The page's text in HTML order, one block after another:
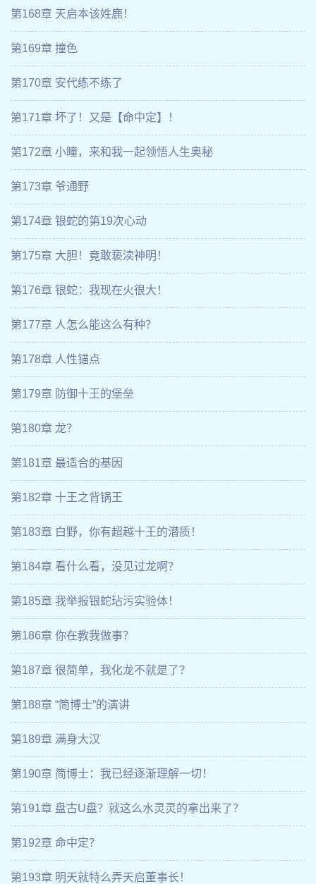
第168章 天启本该姓鹿！
第169章 撞色
第170章 安代练不练了
第171章 坏了！又是【命中定】！
第172章 小瞳，来和我一起领悟人生奥秘
第173章 爷通野
第174章 银蛇的第19次心动
第175章 大胆！竟敢亵渎神明！
第176章 银蛇：我现在火很大！
第177章 人怎么能这么有种？
第178章 人性锚点
第179章 防御十王的堡垒
第180章 龙？
第181章 最适合的基因
第182章 十王之背锅王
第183章 白野，你有超越十王的潜质！
第184章 看什么看，没见过龙啊？
第185章 我举报银蛇玷污实验体！
第186章 你在教我做事？
第187章 很简单，我化龙不就是了？
第188章 “简博士”的演讲
第189章 满身大汉
第190章 简博士：我已经逐渐理解一切！
第191章 盘古U盘？就这么水灵灵的拿出来了？
第192章 命中定？
第193章 明天就特么弄天启董事长！